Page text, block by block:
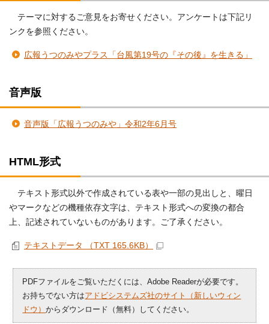
テーマに対するご意見をお寄せください。アンケートは下記リ
ンクを参照ください。
広報うつのみやプラス「台風第19号の『その後』を生きる」
音声版
音声版「広報うつのみや」令和2年6月号
HTML形式
テキスト形式以外で作成されている表や一部の見出しと、曜日
やマークなどの機種依存文字は、テキスト形式への変換の都合
上、記述されていないものがあります。ご了承ください。
テキストデータ （TXT 165.6KB）
PDFファイルをご覧いただくには、Adobe Readerが必要です。
お持ちでない方はアドビシステムズ社のサイト（新しいウィン
ドウ）からダウンロード（無料）してください。